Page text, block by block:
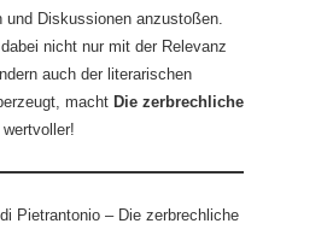
Diskussionen anzustoßen.
nicht nur mit der Relevanz
auch der literarischen
macht Die zerbrechliche
Pietrantonio – Die zerbrechliche